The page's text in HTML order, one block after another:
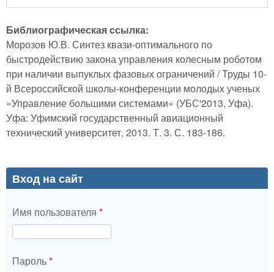
Библиографическая ссылка:
Морозов Ю.В. Синтез квази-оптимального по
быстродействию закона управления колесным роботом
при наличии выпуклых фазовых ограничений / Труды 10-
й Всероссийской школы-конференции молодых ученых
«Управление большими системами» (УБС'2013, Уфа).
Уфа: Уфимский государственный авиационный
технический университет, 2013. Т. 3. С. 183-186.
Вход на сайт
Имя пользователя *
Пароль*